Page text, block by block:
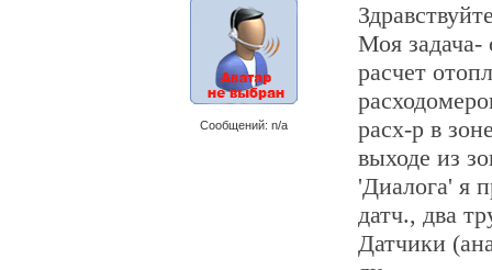
Сообщений: n/a
Моя задача-
расчет
расх-р в
выходе из
'Диалога' я
датч., два
Датчики